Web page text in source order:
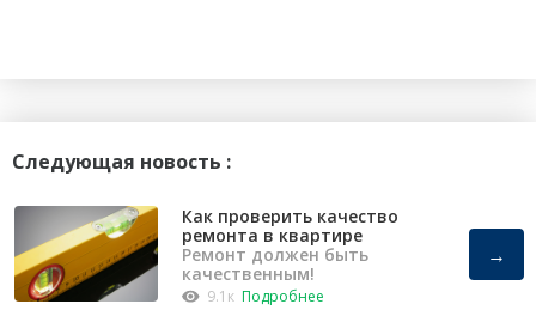
Следующая новость :
Как проверить качество
ремонта в квартире
Ремонт должен быть
качественным!
9.1к Подробнее
→